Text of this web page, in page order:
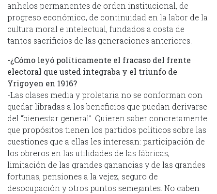
anhelos permanentes de orden institucional, de
progreso económico, de continuidad en la labor de la
cultura moral e intelectual, fundados a costa de
tantos sacrificios de las generaciones anteriores.
-¿Cómo leyó políticamente el fracaso del frente
electoral que usted integraba y el triunfo de
Yrigoyen en 1916?
-Las clases media y proletaria no se conforman con
quedar libradas a los beneficios que puedan derivarse
del “bienestar general”. Quieren saber concretamente
que propósitos tienen los partidos políticos sobre las
cuestiones que a ellas les interesan: participación de
los obreros en las utilidades de las fábricas,
limitación de las grandes ganancias y de las grandes
fortunas, pensiones a la vejez, seguro de
desocupación y otros puntos semejantes. No caben